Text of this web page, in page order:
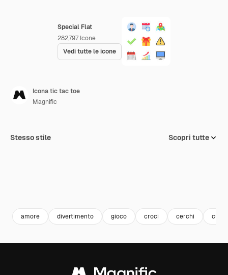
Special Flat
282,797 Icone
Vedi tutte le icone
Icona tic tac toe
Magnific
Stesso stile Scopri tutte
amore divertimento gioco croci cerchi cuori